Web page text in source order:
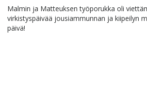
Malmin ja Matteuksen työporukka oli
virkistyspäivää jousiammunnan ja kiipeilyn
päivä!